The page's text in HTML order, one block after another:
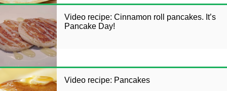
Video recipe: Cinnamon roll pancakes. It’s
Pancake Day!
Video recipe: Pancakes